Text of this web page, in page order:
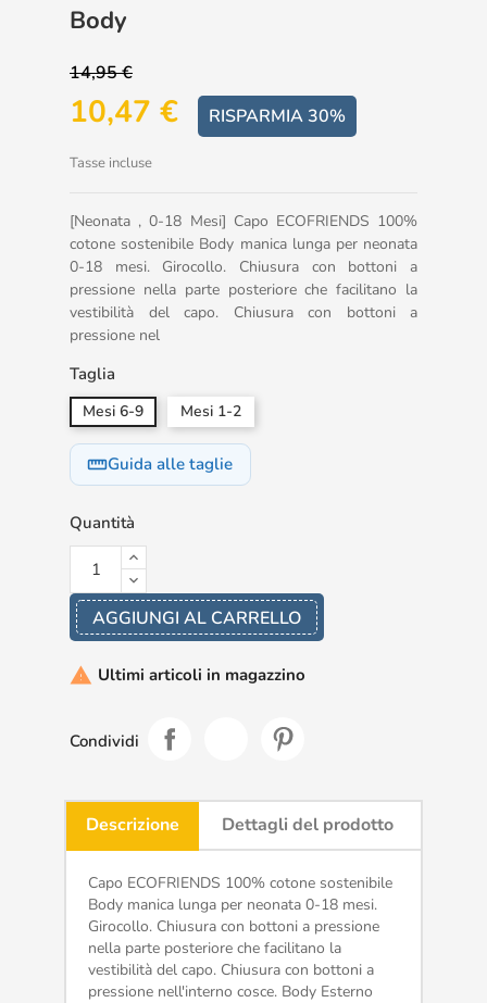
Body
14,95 €
10,47 € RISPARMIA 30%
Tasse incluse
[Neonata , 0-18 Mesi] Capo ECOFRIENDS 100%
cotone sostenibile Body manica lunga per neonata
0-18 mesi. Girocollo. Chiusura con bottoni a
pressione nella parte posteriore che facilitano la
vestibilità del capo. Chiusura con bottoni a
pressione nel
Taglia
Mesi 6-9 Mesi 1-2
straightenGuida alle taglie
Quantità
AGGIUNGI AL CARRELLO
 Ultimi articoli in magazzino
Condividi
Descrizione Dettagli del prodotto
Capo ECOFRIENDS 100% cotone sostenibile
Body manica lunga per neonata 0-18 mesi.
Girocollo. Chiusura con bottoni a pressione
nella parte posteriore che facilitano la
vestibilità del capo. Chiusura con bottoni a
pressione nell'interno cosce. Body Esterno